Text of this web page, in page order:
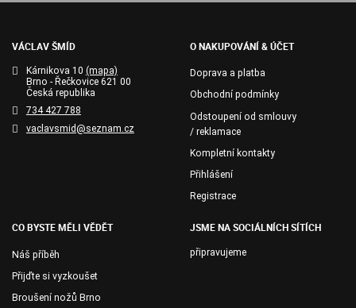
VÁCLAV ŠMÍD
Kárnikova 10 (mapa)
Brno - Řečkovice 621 00
Česká republika
734 427 788
vaclavsmid@seznam.cz
O NAKUPOVÁNÍ & ÚČET
Doprava a platba
Obchodní podmínky
Odstoupení od smlouvy
/ reklamace
Kompletní kontakty
Přihlášení
Registrace
CO BYSTE MĚLI VĚDĚT
Náš příběh
Přijďte si vyzkoušet
Broušení nožů Brno
JSME NA SOCIÁLNÍCH SÍTÍCH
připravujeme